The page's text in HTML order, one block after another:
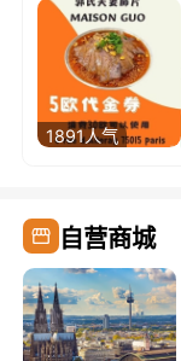
1891人气
自营商城